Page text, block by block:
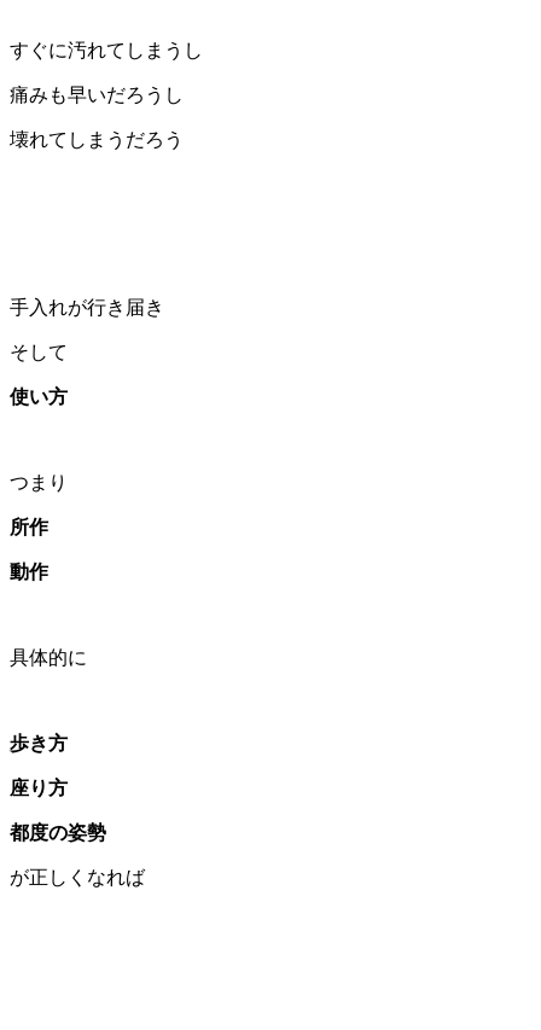
すぐに汚れてしまうし
痛みも早いだろうし
壊れてしまうだろう
手入れが行き届き
そして
使い方
つまり
所作
動作
具体的に
歩き方
座り方
都度の姿勢
が正しくなれば